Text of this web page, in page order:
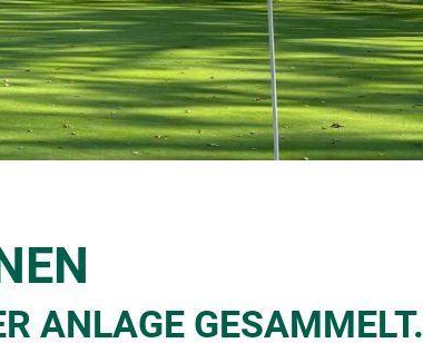
ANLAGE GESAMMELT.